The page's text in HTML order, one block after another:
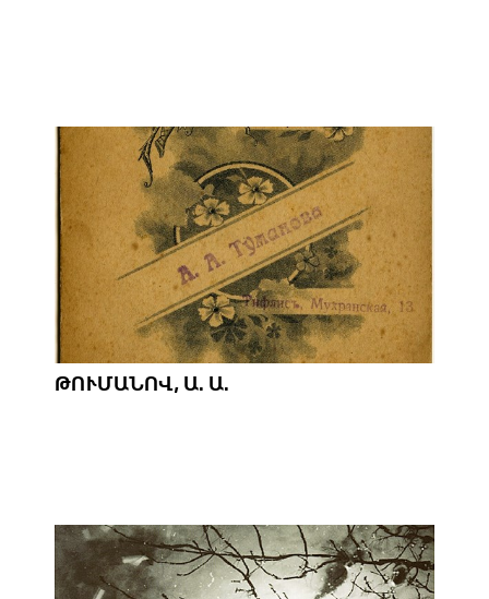
ԹՈՒՄԱՆՈՎ, Ա. Ա.